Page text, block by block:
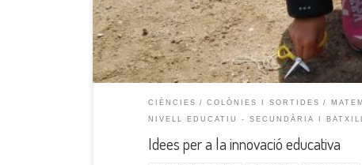
CIÈNCIES COLÒNIES I SORTIDES
NIVELL EDUCATIU - SECUNDÀRIA I
Idees per a la innovació educativa